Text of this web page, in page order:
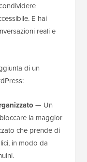
E hai
reali e
di un
— Un
la maggior
che prende di
in modo da